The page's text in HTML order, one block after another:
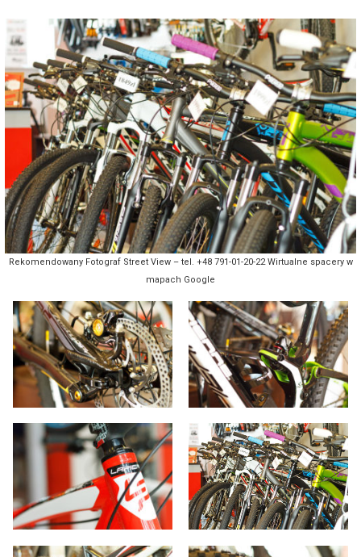
Rekomendowany Fotograf Street View – tel. +48 791-01-20-22 Wirtualne spacery w
mapach Google